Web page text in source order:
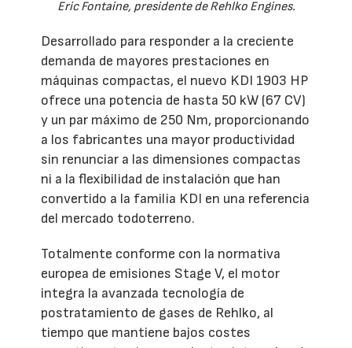
Eric Fontaine, presidente de Rehlko Engines.
Desarrollado para responder a la creciente
demanda de mayores prestaciones en
máquinas compactas, el nuevo KDI 1903 HP
ofrece una potencia de hasta 50 kW (67 CV)
y un par máximo de 250 Nm, proporcionando
a los fabricantes una mayor productividad
sin renunciar a las dimensiones compactas
ni a la flexibilidad de instalación que han
convertido a la familia KDI en una referencia
del mercado todoterreno.
Totalmente conforme con la normativa
europea de emisiones Stage V, el motor
integra la avanzada tecnología de
postratamiento de gases de Rehlko, al
tiempo que mantiene bajos costes